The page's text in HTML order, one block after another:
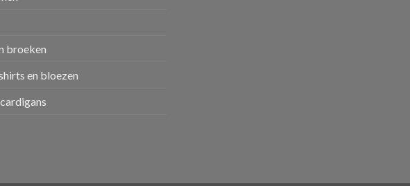
broeken
en bloezen